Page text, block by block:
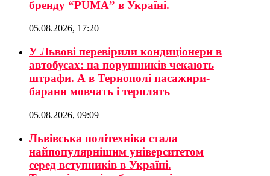
бренду “PUMA” в Україні.
05.08.2026, 17:20
У Львові перевірили кондиціонери в
автобусах: на порушників чекають
штрафи. А в Тернополі пасажири-
барани мовчать і терплять
05.08.2026, 09:09
Львівська політехніка стала
найпопулярнішим університетом
серед вступників в Україні.